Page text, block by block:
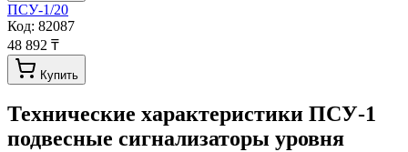
ПСУ-1/20
Код: 82087
48 892 ₸
Купить
Технические характеристики ПСУ-1
подвесные сигнализаторы уровня